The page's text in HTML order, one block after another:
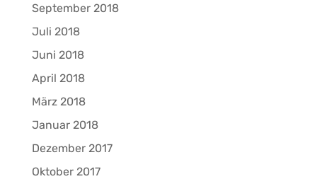
September 2018
Juli 2018
Juni 2018
April 2018
März 2018
Januar 2018
Dezember 2017
Oktober 2017